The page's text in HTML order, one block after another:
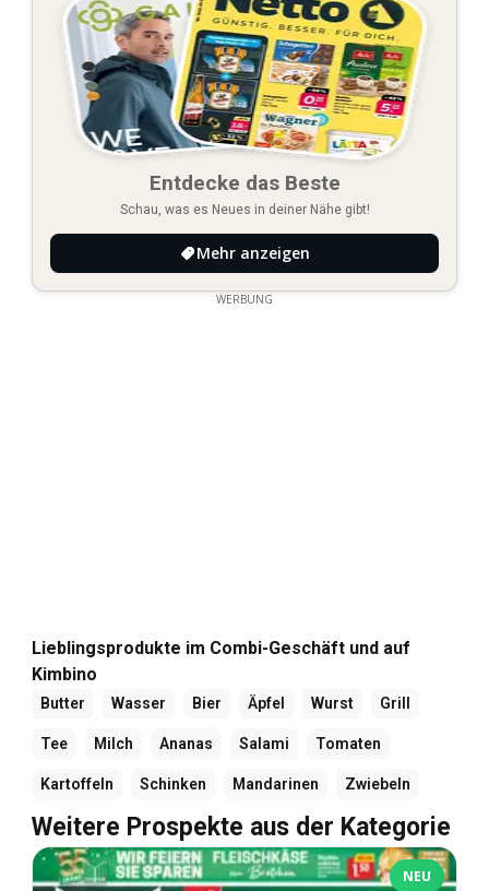
Entdecke das Beste
Schau, was es Neues in deiner Nähe gibt!
Mehr anzeigen
WERBUNG
Lieblingsprodukte im Combi-Geschäft und auf
Kimbino
Butter Wasser Bier Äpfel Wurst Grill
Tee Milch Ananas Salami Tomaten
Kartoffeln Schinken Mandarinen Zwiebeln
Weitere Prospekte aus der Kategorie
NEU